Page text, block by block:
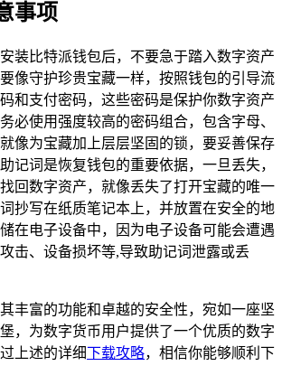
事项
装比特派钱包后，不要急于踏入数字资产
像守护珍贵宝藏一样，按照钱包的引导流
和支付密码，这些密码是保护你数字资产
必使用强度较高的密码组合，包含字母、
像为宝藏加上层层坚固的锁，要妥善保存
记词是恢复钱包的重要依据，一旦丢失，
回数字资产，就像丢失了打开宝藏的唯一
抄写在纸质笔记本上，并放置在安全的地
在电子设备中，因为电子设备可能会遭遇
击、设备损坏等,导致助记词泄露或丢
丰富的功能和卓越的安全性，宛如一座坚
，为数字货币用户提供了一个优质的数字
上述的详细下载攻略，相信你能够顺利下